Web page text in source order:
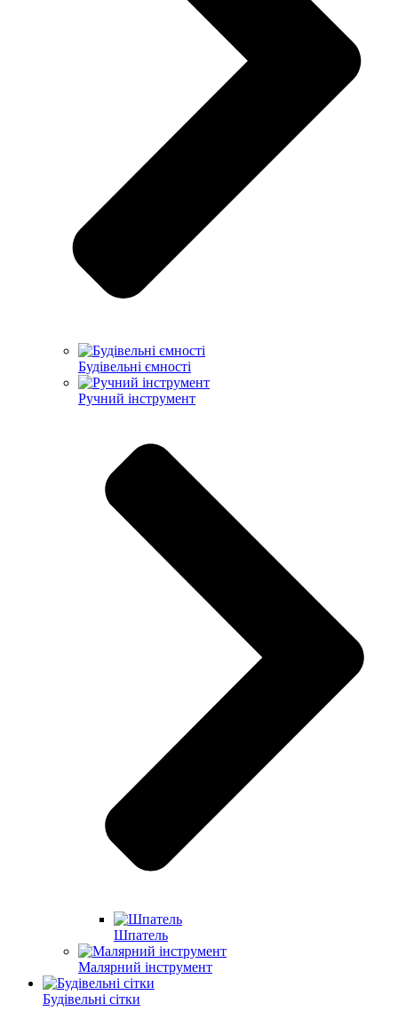
Будівельні ємності
Ручний інструмент
Шпатель
Малярний інструмент
Будівельні сітки